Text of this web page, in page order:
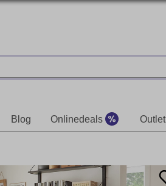
Blog Onlinedeals Outlet